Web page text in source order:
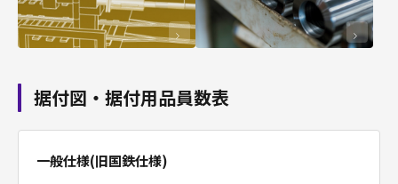
据付図・据付用品員数表
一般仕様(旧国鉄仕様)